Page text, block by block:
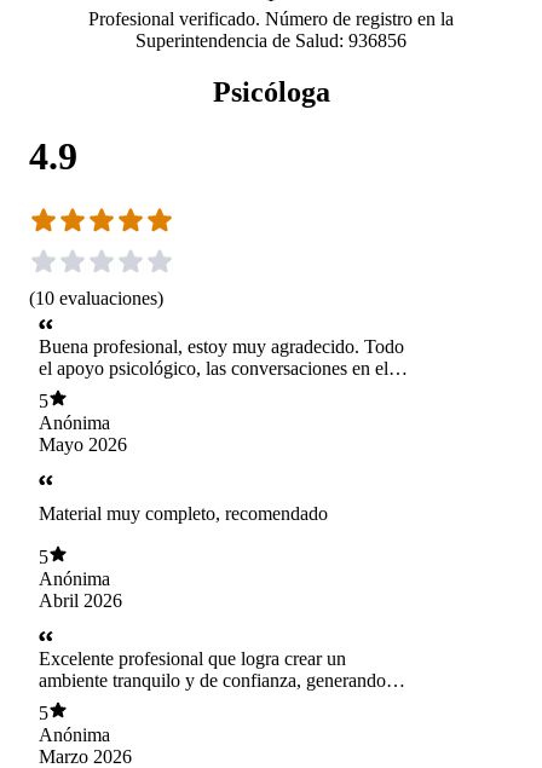
Profesional verificado. Número de registro en la
Superintendencia de Salud: 936856
Psicóloga
4.9
(10 evaluaciones)
Buena profesional, estoy muy agradecido. Todo
el apoyo psicológico, las conversaciones en el
proceso me ayudaron bastante.
5
Anónima
Mayo 2026
Material muy completo, recomendado
5
Anónima
Abril 2026
Excelente profesional que logra crear un
ambiente tranquilo y de confianza, generando
una conversación agradable en la atención.
Esperamos que siga compartiendo mas articulos
y consejos
5
Anónima
Marzo 2026